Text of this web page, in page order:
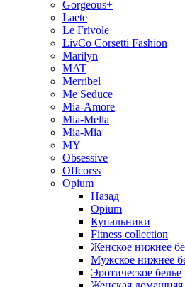
Gorgeous+
Laete
Le Frivole
LivCo Corsetti Fashion
Marilyn
MAT
Merribel
Me Seduce
Mia-Amore
Mia-Mella
Mia-Mia
MY
Obsessive
Offcorss
Opium
Назад
Opium
Купальники
Fitness collection
Женское нижнее
Мужское нижнее
Эротическое белье